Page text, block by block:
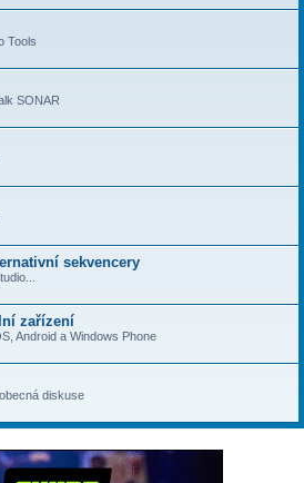
Tools
SONAR
sekvencery
zařízení
Android a Windows Phone
diskuse